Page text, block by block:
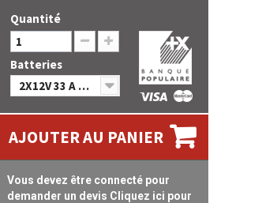
Quantité
Batteries
2X12V 33 A AGM
AJOUTER AU PANIER
Vous devez être connecté pour
demander un devis Cliquez ici pour